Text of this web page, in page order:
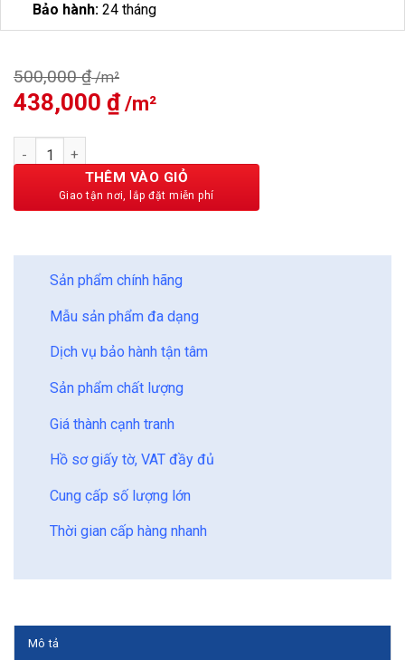
Bảo hành: 24 tháng
500,000₫
Giá
gốc
là:
500,000 ₫.
438,000 ₫
438,000 ₫.
Sàn Nhựa Vfloor Perfect 4mm V405 số lượng
THÊM VÀO GIỎ
Sản phẩm chính hãng
Mẫu sản phẩm đa dạng
Dịch vụ bảo hành tận tâm
Sản phẩm chất lượng
Giá thành cạnh tranh
Hồ sơ giấy tờ, VAT đầy đủ
Cung cấp số lượng lớn
Thời gian cấp hàng nhanh
Mô tả